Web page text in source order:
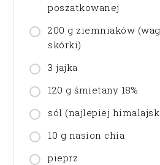
poszatkowanej
200 g ziemniaków
skórki)
3 jajka
120 g śmietany 18%
sól (najlepiej
10 g nasion chia
pieprz